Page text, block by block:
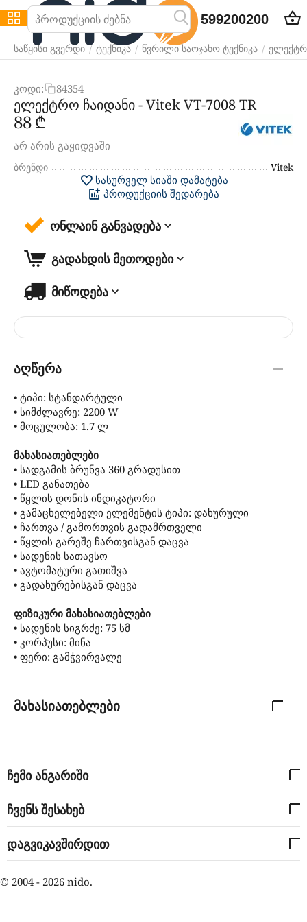
599200200
საწყისი გვერდი / ტექნიკა / წვრილი საოჯახო ტექნიკა /
კოდი: 84354
ელექტრო ჩაიდანი - Vitek VT-7008 TR
‍88‍₾
არ არის გაყიდვაში
ბრენდი Vitek
სასურველ სიაში დამატება
პროდუქციის შედარება
ონლაინ განვადება
გადახდის მეთოდები
მიწოდება
აღწერა
• ტიპი: სტანდარტული
• სიმძლავრე: 2200 W
• მოცულობა: 1.7 ლ
მახასიათებლები
• სადგამის ბრუნვა 360 გრადუსით
• LED განათება
• წყლის დონის ინდიკატორი
• გამაცხელებელი ელემენტის ტიპი: დახურული
• ჩართვა / გამორთვის გადამრთველი
• წყლის გარეშე ჩართვისგან დაცვა
• სადენის სათავსო
• ავტომატური გათიშვა
• გადახურებისგან დაცვა
ფიზიკური მახასიათებლები
• სადენის სიგრძე: 75 სმ
• კორპუსი: მინა
• ფერი: გამჭვირვალე
მახასიათებლები
ჩემი ანგარიში
ჩვენს შესახებ
დაგვიკავშირდით
© 2004 - 2026 nido.